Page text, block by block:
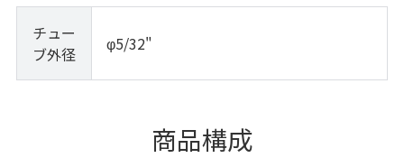
チュー
ブ外径
φ5/32"
商品構成